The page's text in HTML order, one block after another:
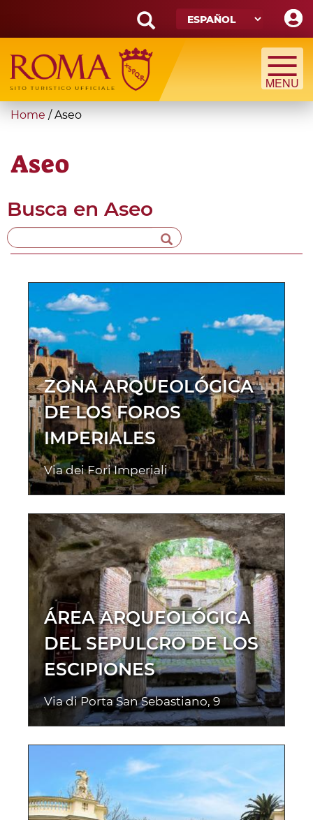
main
content
Search
form
Búsqueda
You
here
Home /Aseo
Aseo
Busca en Aseo
ZONA ARQUEOLÓGICA
DE LOS FOROS
IMPERIALES
Via dei Fori Imperiali
ÁREA ARQUEOLÓGICA
DEL SEPULCRO DE LOS
ESCIPIONES
Via di Porta San Sebastiano, 9